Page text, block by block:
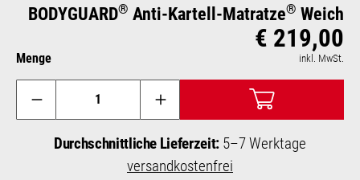
BODYGUARD® Anti-Kartell-Matratze® Weich
€ 219,00
inkl. MwSt.
Menge
Durchschnittliche Lieferzeit: 5–7 Werktage
versandkostenfrei